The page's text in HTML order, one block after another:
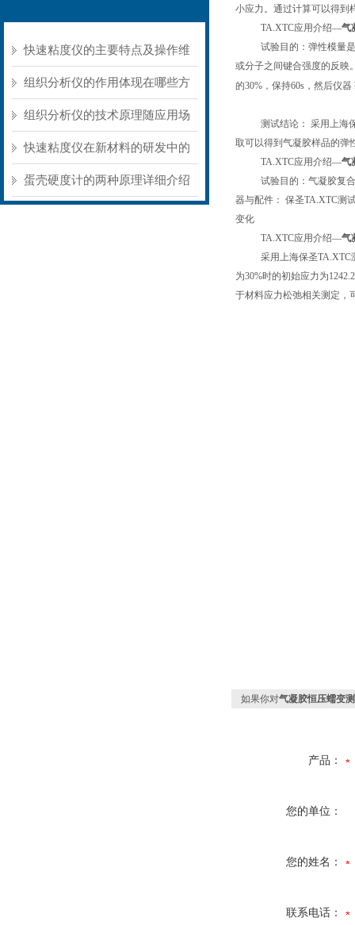
快速粘度仪的主要特点及操作维
护方式
组织分析仪的作用体现在哪些方
面？
组织分析仪的技术原理随应用场
景不同存在明显差异
快速粘度仪在新材料的研发中的
应用
蛋壳硬度计的两种原理详细介绍
小应力。通过计算可以得到
TA.XTC应用介绍—气
试验目的：弹性模量
或分子之间键合强度的反映
的30% ，保持60s ，然后仪
测试结论： 采用上海
取可以得到气凝胶样品的弹
TA.XTC应用介绍—气
试验目的：气凝胶复
器与配件： 保圣TA.XTC测
变化
TA.XTC应用介绍—气
采用上海保圣TA.XTC
为30%时的初始应力为
于材料应力松弛相关测定，
如果你对气凝胶恒压蠕变
产品：
您的单位：
您的姓名：
联系电话：